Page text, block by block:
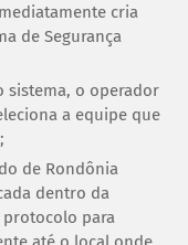
cria
de Segurança
sistema, o operador
a equipe que
de Rondônia
dentro da
protocolo para